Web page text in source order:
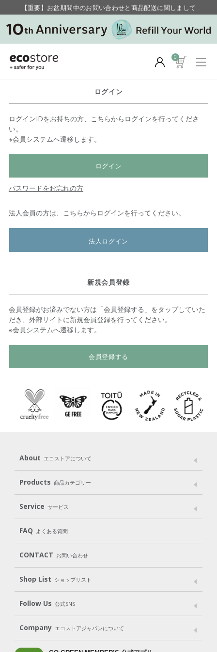
【重要】お盆期間中のお問い合わせと商品配送に関しまして
毎月お得にポイントが貯まる！ “月のポイントアップデー”
0
ログイン
ログインIDをお持ちの方、こちらからログインを行ってくださ
い。
※会員システムへ遷移します。
ログイン
パスワードをお忘れの方
法人会員の方は、こちらからログインを行ってください。
法人ログイン
新規会員登録
会員登録がお済みでない方は「会員登録する」をタップしていた
だき、外部サイトに新規会員登録を行ってください。
※会員システムへ遷移します。
会員登録する
About エコストアについて
メッセージ ブランドストーリー
パッケージへのこだわり
動物実験をしない
Products 商品カテゴリー
Laundry
Cleaning Baby Kids
Body（ボディ） Hair（ヘア） Oral care（オーラルケア）
Goods （グッズ）
Gift set
Service サービス
User Guide
Subscription（定期便）
FAQ よくある質問
CONTACT お問い合わせ
Shop List ショップリスト
Shop List
Follow Us 公式SNS
LINE＠ Instagram Facebook
Company エコストアジャパンについて
会社案内 ご利用規約 プライバシーポリシー